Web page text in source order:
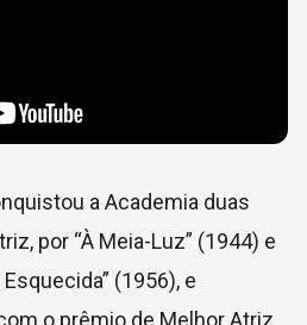
a Academia duas
por “À Meia-Luz” (1944) e
(1956), e
o prêmio de Melhor Atriz